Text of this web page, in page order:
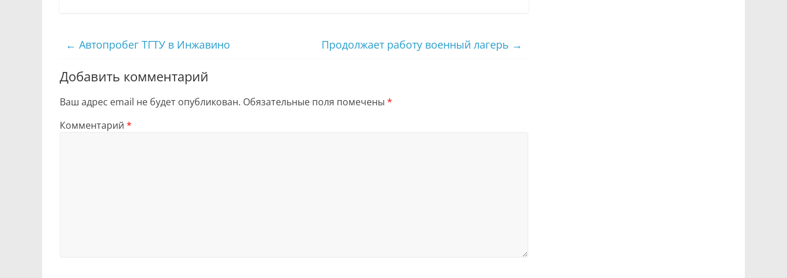
← Автопробег ТГТУ в Инжавино Продолжает работу военный лагерь →
Добавить комментарий
Ваш адрес email не будет опубликован. Обязательные поля помечены *
Комментарий *